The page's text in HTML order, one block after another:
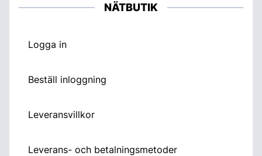
NÄTBUTIK
Logga in
Beställ inloggning
Leveransvillkor
Leverans- och betalningsmetoder